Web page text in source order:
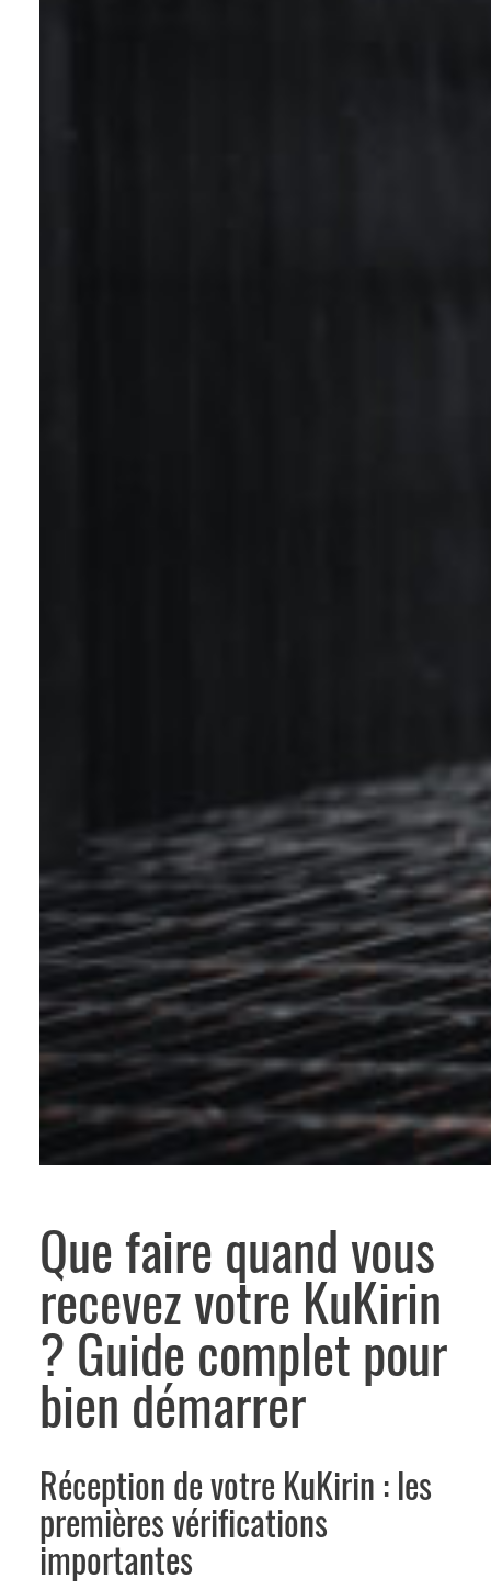
Que faire quand vous
recevez votre KuKirin
? Guide complet pour
bien démarrer
Réception de votre KuKirin : les
premières vérifications
importantes